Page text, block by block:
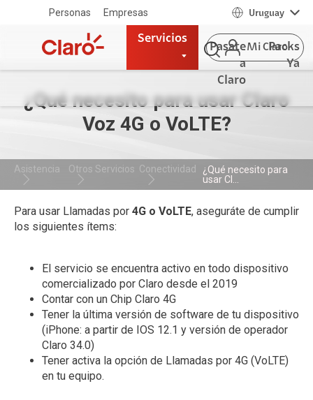
Personas Empresas Uruguay
Servicios
Pasate
a
Claro
Packs
Ya
Mi Claro
¿Qué necesito para usar Claro
Voz 4G o VoLTE?
Asistencia Otros Servicios Conectividad
¿Qué necesito para
usar Cl...
Para usar Llamadas por 4G o VoLTE, aseguráte de cumplir
los siguientes ítems:
El servicio se encuentra activo en todo dispositivo
comercializado por Claro desde el 2019
Contar con un Chip Claro 4G
Tener la última versión de software de tu dispositivo
(iPhone: a partir de IOS 12.1 y versión de operador
Claro 34.0)
Tener activa la opción de Llamadas por 4G (VoLTE)
en tu equipo.